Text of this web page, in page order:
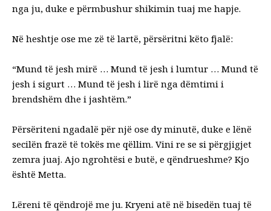
nga ju, duke e përmbushur shikimin tuaj me hapje.
Në heshtje ose me zë të lartë, përsëritni këto fjalë:
“Mund të jesh mirë … Mund të jesh i lumtur … Mund të
jesh i sigurt … Mund të jesh i lirë nga dëmtimi i
brendshëm dhe i jashtëm.”
Përsëriteni ngadalë për një ose dy minutë, duke e lënë
secilën frazë të tokës me qëllim. Vini re se si përgjigjet
zemra juaj. Ajo ngrohtësi e butë, e qëndrueshme? Kjo
është Metta.
Lëreni të qëndrojë me ju. Kryeni atë në bisedën tuaj të